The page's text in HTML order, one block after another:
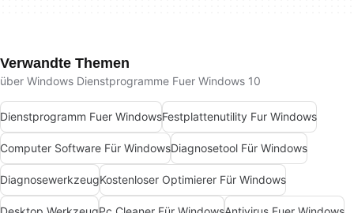
Verwandte Themen
über Windows Dienstprogramme Fuer Windows 10
Dienstprogramm Fuer WindowsFestplattenutility Fur Windows
Computer Software Für WindowsDiagnosetool Für Windows
DiagnosewerkzeugKostenloser Optimierer Für Windows